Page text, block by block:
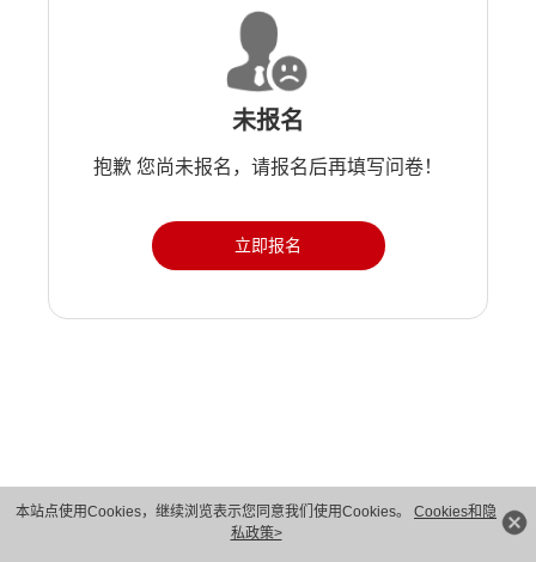
本站点使用Cookies，继续浏览表示您同意我们使用Cookies。 Cookies和隐
私政策>
未报名
抱歉 您尚未报名，请报名后再填写问卷！
立即报名
版权所有 © 华为技术有限公司 1998-2026。 保留一切权利。粤A2-20044005号
隐私保护
法律声明